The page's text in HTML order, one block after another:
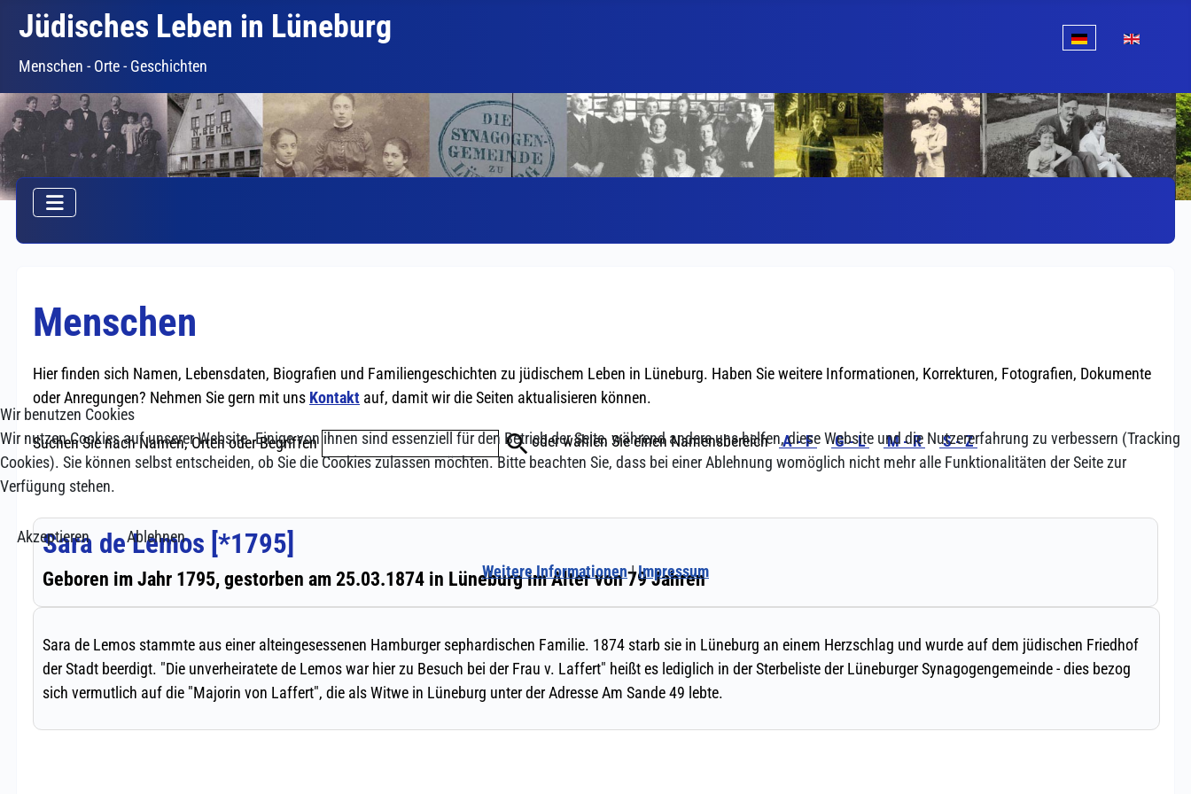
Jüdisches Leben in Lüneburg
Menschen - Orte - Geschichten
Wir benutzen Cookies
Wir nutzen Cookies auf unserer Website. Einige von ihnen sind essenziell für den Betrieb der Seite, während andere uns helfen, diese Website und die Nutzererfahrung zu verbessern (Tracking
Cookies). Sie können selbst entscheiden, ob Sie die Cookies zulassen möchten. Bitte beachten Sie, dass bei einer Ablehnung womöglich nicht mehr alle Funktionalitäten der Seite zur
Verfügung stehen.
Akzeptieren
Ablehnen
Weitere Informationen|Impressum